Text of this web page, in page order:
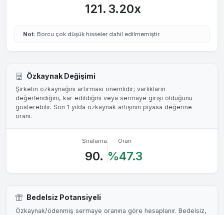
121. 3.20x
Not: Borcu çok düşük hisseler dahil edilmemiştir.
Özkaynak Değişimi
Şirketin özkaynağını artırması önemlidir; varlıkların
değerlendiğini, kar edildiğini veya sermaye girişi olduğunu
gösterebilir. Son 1 yılda özkaynak artışının piyasa değerine
oranı.
Sıralama
90.
Oran
%47.3
Bedelsiz Potansiyeli
Özkaynak/ödenmiş sermaye oranına göre hesaplanır. Bedelsiz,